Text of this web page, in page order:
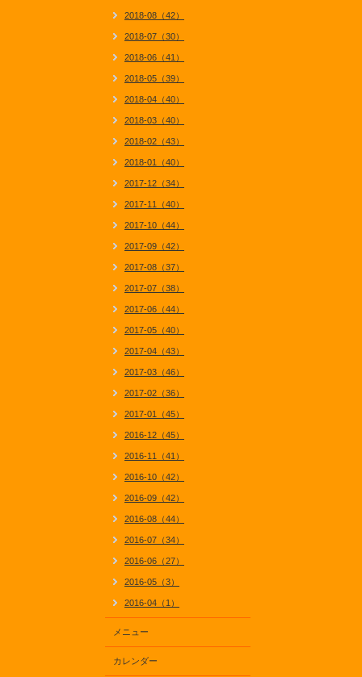
2018-08（42）
2018-07（30）
2018-06（41）
2018-05（39）
2018-04（40）
2018-03（40）
2018-02（43）
2018-01（40）
2017-12（34）
2017-11（40）
2017-10（44）
2017-09（42）
2017-08（37）
2017-07（38）
2017-06（44）
2017-05（40）
2017-04（43）
2017-03（46）
2017-02（36）
2017-01（45）
2016-12（45）
2016-11（41）
2016-10（42）
2016-09（42）
2016-08（44）
2016-07（34）
2016-06（27）
2016-05（3）
2016-04（1）
メニュー
カレンダー